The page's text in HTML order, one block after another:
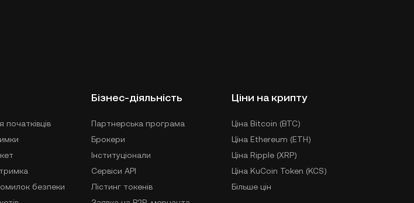
початківців
безпеки
Бізнес-діяльність
Партнерська програма
Брокери
Інституціонали
Сервіси API
Лістинг токенів
Ціни на крипту
Ціна Bitcoin (BTC)
Ціна Ethereum (ETH)
Ціна Ripple (XRP)
Ціна KuCoin Token (KCS)
Більше цін